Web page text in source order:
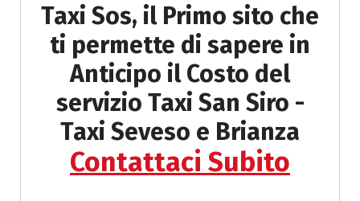
Taxi Sos, il Primo sito che
ti permette di sapere in
Anticipo ilCosto del
servizio Taxi San Siro -
Taxi Seveso e Brianza
Contattaci Subito